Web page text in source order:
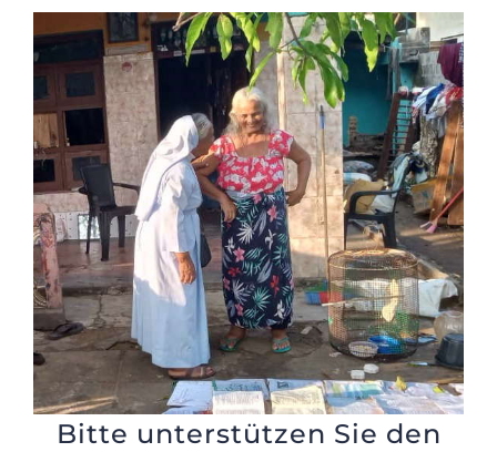
Bitte unterstützen Sie den